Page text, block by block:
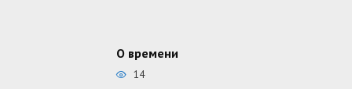
О времени
14